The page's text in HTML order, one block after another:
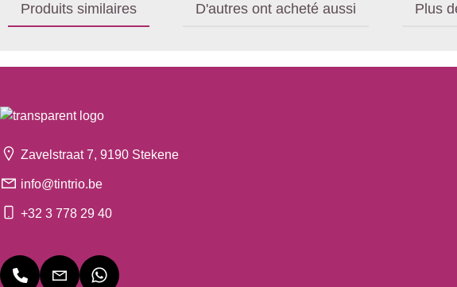
Produits similaires D'autres ont acheté aussi Plus
Zavelstraat 7, 9190 Stekene
info@tintrio.be
+32 3 778 29 40